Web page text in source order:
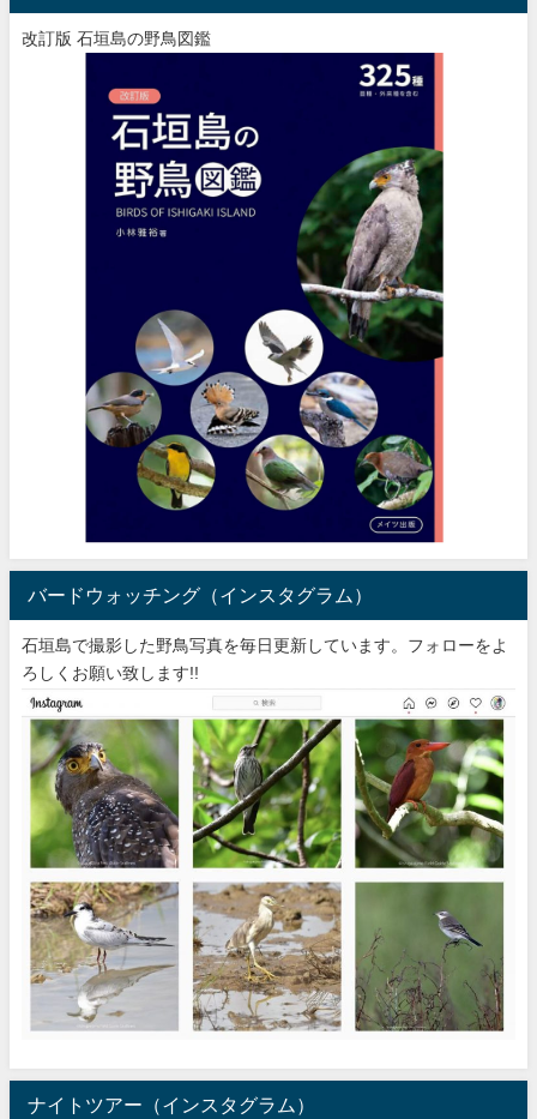
改訂版 石垣島の野鳥図鑑
バードウォッチング（インスタグラム）
石垣島で撮影した野鳥写真を毎日更新しています。フォローをよ
ろしくお願い致します!!
ナイトツアー（インスタグラム）